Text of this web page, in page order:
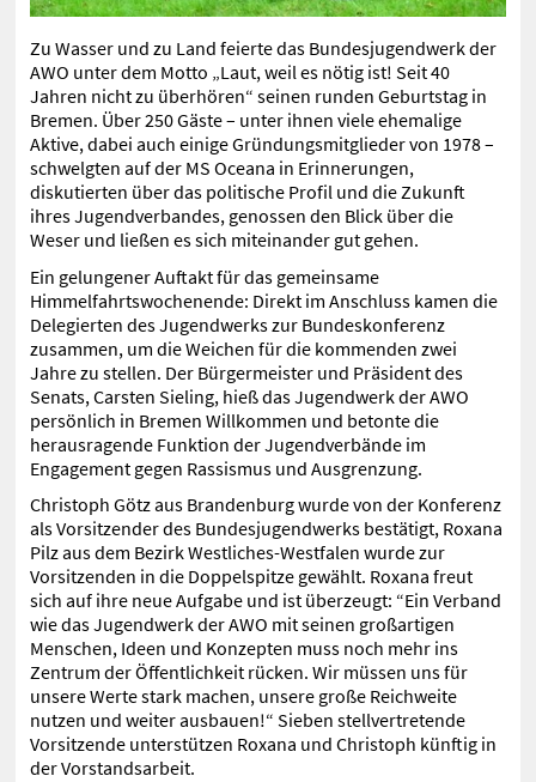
Zu Wasser und zu Land feierte das Bundesjugendwerk der
AWO unter dem Motto „Laut, weil es nötig ist! Seit 40
Jahren nicht zu überhören“ seinen runden Geburtstag in
Bremen. Über 250 Gäste – unter ihnen viele ehemalige
Aktive, dabei auch einige Gründungsmitglieder von 1978 –
schwelgten auf der MS Oceana in Erinnerungen,
diskutierten über das politische Profil und die Zukunft
ihres Jugendverbandes, genossen den Blick über die
Weser und ließen es sich miteinander gut gehen.
Ein gelungener Auftakt für das gemeinsame
Himmelfahrtswochenende: Direkt im Anschluss kamen die
Delegierten des Jugendwerks zur Bundeskonferenz
zusammen, um die Weichen für die kommenden zwei
Jahre zu stellen. Der Bürgermeister und Präsident des
Senats, Carsten Sieling, hieß das Jugendwerk der AWO
persönlich in Bremen Willkommen und betonte die
herausragende Funktion der Jugendverbände im
Engagement gegen Rassismus und Ausgrenzung.
Christoph Götz aus Brandenburg wurde von der Konferenz
als Vorsitzender des Bundesjugendwerks bestätigt, Roxana
Pilz aus dem Bezirk Westliches-Westfalen wurde zur
Vorsitzenden in die Doppelspitze gewählt. Roxana freut
sich auf ihre neue Aufgabe und ist überzeugt: “Ein Verband
wie das Jugendwerk der AWO mit seinen großartigen
Menschen, Ideen und Konzepten muss noch mehr ins
Zentrum der Öffentlichkeit rücken. Wir müssen uns für
unsere Werte stark machen, unsere große Reichweite
nutzen und weiter ausbauen!“ Sieben stellvertretende
Vorsitzende unterstützen Roxana und Christoph künftig in
der Vorstandsarbeit.